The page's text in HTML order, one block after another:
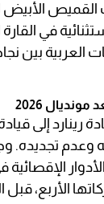
الأبيض
في القارة
العربية بين
2026
رينارد إلى
وعدم تجديده.
الإقصائية
الأربع، قبل